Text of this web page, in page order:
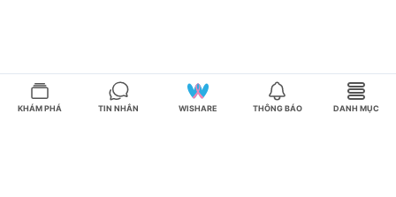
KHÁM PHÁ TIN NHẮN WISHARE THÔNG BÁO DANH MỤC